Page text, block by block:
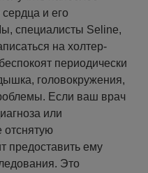
и его
специалисты Seline,
на холтер-
периодически
головокружения,
Если ваш врач
или
отснятую
предоставить ему
Это